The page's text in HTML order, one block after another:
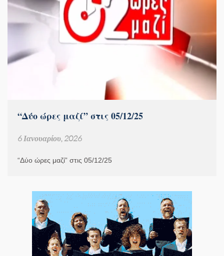
“Δύο ώρες μαζί” στις 05/12/25
6 Ιανουαρίου, 2026
“Δύο ώρες μαζί” στις 05/12/25